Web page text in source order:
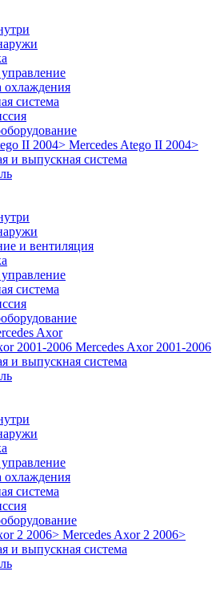
охлаждения
система
Mercedes Atego II 2004>
и выпускная система
и вентиляция
система
Axor
Mercedes Axor 2001-2006
и выпускная система
охлаждения
система
Mercedes Axor 2 2006>
и выпускная система